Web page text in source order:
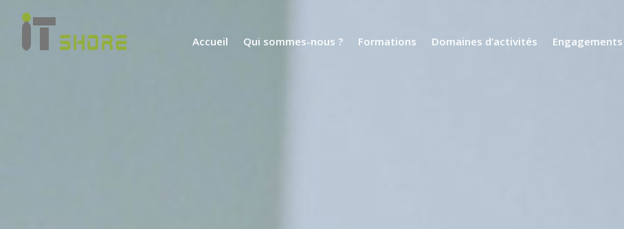
Accueil Qui sommes-nous ? Formations Domaines d’activités Engagements